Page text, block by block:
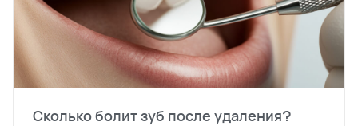
Сколько болит зуб после удаления?